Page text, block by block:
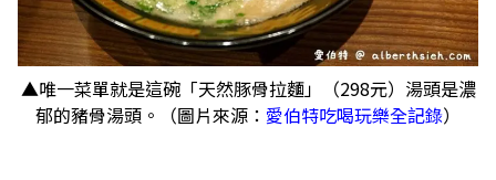
▲唯一菜單就是這碗「天然豚骨拉麵」（298元）湯頭是濃
郁的豬骨湯頭。（圖片來源： 愛伯特吃喝玩樂全記錄）